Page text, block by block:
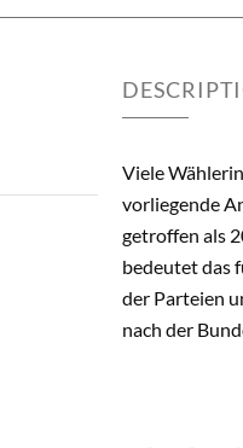
Viele
vorliegende
getroffen als
bedeutet das
der Parteien
nach der